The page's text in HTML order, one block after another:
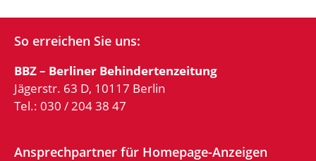
So erreichen Sie uns:
BBZ – Berliner Behindertenzeitung
Jägerstr. 63 D, 10117 Berlin
Tel.: 030 / 204 38 47
Ansprechpartner für Homepage-Anzeigen